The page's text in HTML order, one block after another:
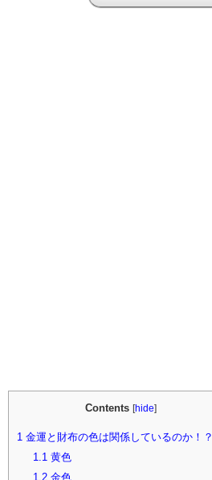
Contents [hide]
1 金運と財布の色は関係しているのか！？
1.1黄色
1.2金色